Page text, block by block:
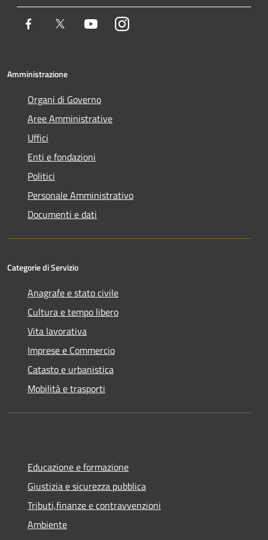
Facebook Twitter YoutubeInstagram
Amministrazione
Organi di Governo
Aree Amministrative
Uffici
Enti e fondazioni
Politici
Personale Amministrativo
Documenti e dati
Categorie di Servizio
Anagrafe e stato civile
Cultura e tempo libero
Vita lavorativa
Imprese e Commercio
Catasto e urbanistica
Mobilità e trasporti
Educazione e formazione
Giustizia e sicurezza pubblica
Tributi,finanze e contravvenzioni
Ambiente